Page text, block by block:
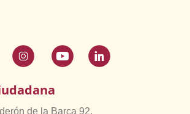
de la Barca 92,